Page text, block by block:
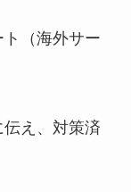
（海外サー
伝え、対策済